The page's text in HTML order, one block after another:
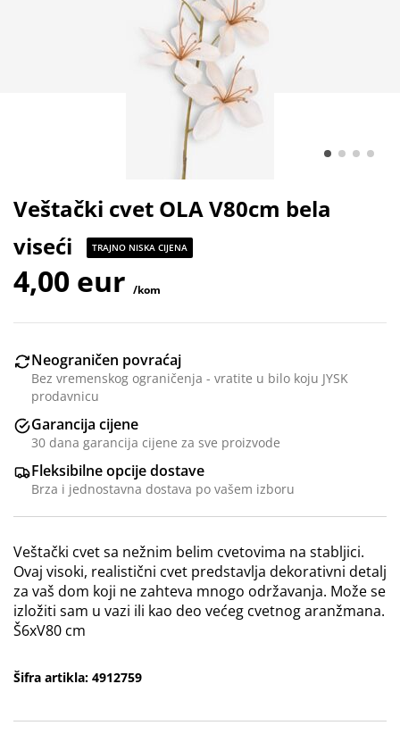
Veštački cvet OLA V80cm bela
viseći
TRAJNO NISKA CIJENA
4,00 eur /kom
Neograničen povraćaj
Bez vremenskog ograničenja - vratite u bilo koju JYSK
prodavnicu
Garancija cijene
30 dana garancija cijene za sve proizvode
Fleksibilne opcije dostave
Brza i jednostavna dostava po vašem izboru
Veštački cvet sa nežnim belim cvetovima na stabljici.
Ovaj visoki, realistični cvet predstavlja dekorativni detalj
za vaš dom koji ne zahteva mnogo održavanja. Može se
izložiti sam u vazi ili kao deo većeg cvetnog aranžmana.
Š6xV80 cm
Šifra artikla: 4912759